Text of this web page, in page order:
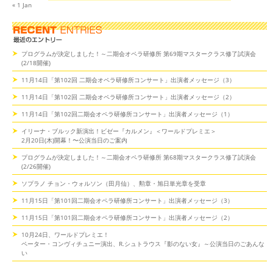
« 1 Jan
プログラムが決定しました！～二期会オペラ研修所 第69期マスタークラス修了試演会
(2/18開催)
11月14日「第102回 二期会オペラ研修所コンサート」出演者メッセージ（3）
11月14日「第102回 二期会オペラ研修所コンサート」出演者メッセージ（2）
11月14日「第102回二期会オペラ研修所コンサート」出演者メッセージ（1）
イリーナ・ブルック新演出！ビゼー『カルメン』＜ワールドプレミエ＞
2月20日(木)開幕！〜公演当日のご案内
プログラムが決定しました！～二期会オペラ研修所 第68期マスタークラス修了試演会
(2/26開催)
ソプラノ チョン・ウォルソン（田月仙）、勲章・旭日単光章を受章
11月15日「第101回二期会オペラ研修所コンサート」出演者メッセージ（3）
11月15日「第101回二期会オペラ研修所コンサート」出演者メッセージ（2）
10月24日、ワールドプレミエ！
ペーター・コンヴィチュニー演出、R.シュトラウス『影のない女』～公演当日のごあんな
い